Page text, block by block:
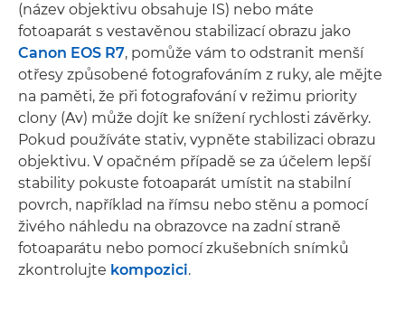
(název objektivu obsahuje IS) nebo máte
fotoaparát s vestavěnou stabilizací obrazu jako
Canon EOS R7, pomůže vám to odstranit menší
otřesy způsobené fotografováním z ruky, ale mějte
na paměti, že při fotografování v režimu priority
clony (Av) může dojít ke snížení rychlosti závěrky.
Pokud používáte stativ, vypněte stabilizaci obrazu
objektivu. V opačném případě se za účelem lepší
stability pokuste fotoaparát umístit na stabilní
povrch, například na římsu nebo stěnu a pomocí
živého náhledu na obrazovce na zadní straně
fotoaparátu nebo pomocí zkušebních snímků
zkontrolujte kompozici.